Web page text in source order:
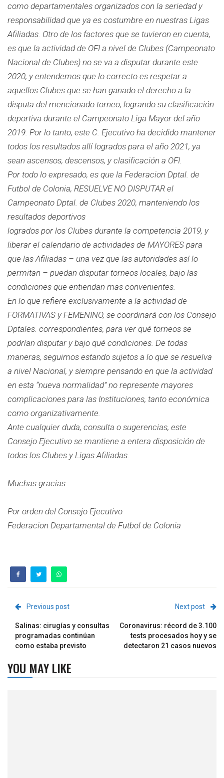
como departamentales organizados con la seriedad y
responsabilidad que ya es costumbre en nuestras Ligas
Afiliadas. Otro de los factores que se tuvieron en cuenta,
es que la actividad de OFI a nivel de Clubes (Campeonato
Nacional de Clubes) no se va a disputar durante este
2020, y entendemos que lo correcto es respetar a
aquellos Clubes que se han ganado el derecho a la
disputa del mencionado torneo, logrando su clasificación
deportiva durante el Campeonato Liga Mayor del año
2019. Por lo tanto, este C. Ejecutivo ha decidido mantener
todos los resultados allí logrados para el año 2021, ya
sean ascensos, descensos, y clasificación a OFI.
Por todo lo expresado, es que la Federacion Dptal. de
Futbol de Colonia, RESUELVE NO DISPUTAR el
Campeonato Dptal. de Clubes 2020, manteniendo los
resultados deportivos
logrados por los Clubes durante la competencia 2019, y
liberar el calendario de actividades de MAYORES para
que las Afiliadas – una vez que las autoridades así lo
permitan – puedan disputar torneos locales, bajo las
condiciones que entiendan mas convenientes.
En lo que refiere exclusivamente a la actividad de
FORMATIVAS y FEMENINO, se coordinará con los Consejo
Dptales. correspondientes, para ver qué torneos se
podrían disputar y bajo qué condiciones. De todas
maneras, seguimos estando sujetos a lo que se resuelva
a nivel Nacional, y siempre pensando en que la actividad
en esta “nueva normalidad” no represente mayores
complicaciones para las Instituciones, tanto económica
como organizativamente.
Ante cualquier duda, consulta o sugerencias, este
Consejo Ejecutivo se mantiene a entera disposición de
todos los Clubes y Ligas Afiliadas.
Muchas gracias.
Por orden del Consejo Ejecutivo
Federacion Departamental de Futbol de Colonia
Previous post
Salinas: cirugías y consultas
programadas continúan
como estaba previsto
Next post
Coronavirus: récord de 3.100
tests procesados hoy y se
detectaron 21 casos nuevos
YOU MAY LIKE